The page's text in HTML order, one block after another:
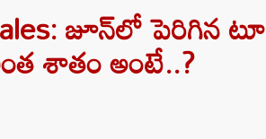
జూన్⁭లో పెరిగిన టూ
శాతం అంటే..?